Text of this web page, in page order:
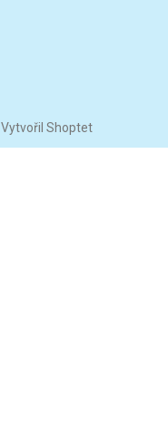
Vytvořil Shoptet